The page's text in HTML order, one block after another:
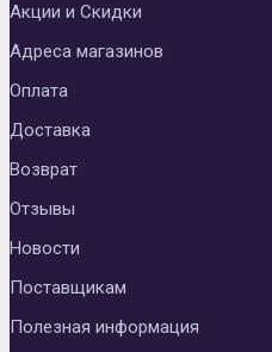
Акции и Скидки
Адреса магазинов
Оплата
Доставка
Возврат
Отзывы
Новости
Поставщикам
Полезная информация